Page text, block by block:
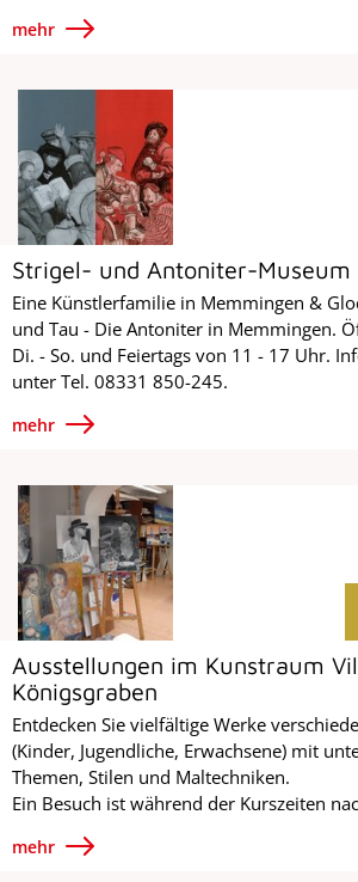
mehr
Strigel- und Antoniter-Museum
Eine Künstlerfamilie in Memmingen &
und Tau - Die Antoniter in Memmingen.
Di. - So. und Feiertags von 11 - 17 Uhr.
unter Tel. 08331 850-245.
mehr
Ausstellungen im Kunstraum
Königsgraben
Entdecken Sie vielfältige Werke
(Kinder, Jugendliche, Erwachsene) mit
Themen, Stilen und Maltechniken.
Ein Besuch ist während der Kurszeiten
mehr